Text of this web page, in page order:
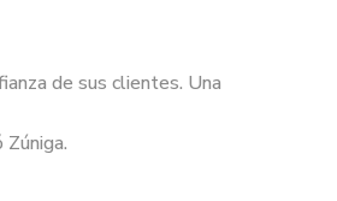
de sus clientes. Una